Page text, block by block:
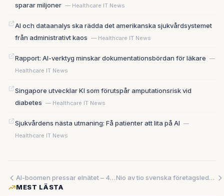
sparar miljoner — Healthcare IT News
AI och dataanalys ska rädda det amerikanska sjukvårdsystemet
från administrativt kaos — Healthcare IT News
Rapport: AI-verktyg minskar dokumentationsbördan för läkare —
Healthcare IT News
Singapore utvecklar KI som förutspår amputationsrisk vid
diabetes — Healthcare IT News
Sjukvårdens nästa utmaning: Få patienter att lita på AI —
Healthcare IT News
AI-boomen pressar elnätet – 49 000 hushåll vid Lake Tahoe tvingas byta elleverantör
Nio av tio svenska företagsledare tror att AI ersätter hela roller – samtidigt flyr toppforskare från Musks AI-bolag
MEST LÄSTA